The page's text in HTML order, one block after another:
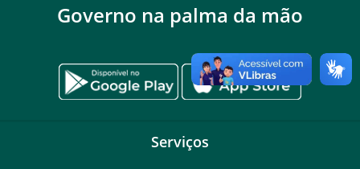
Governo na palma da mão
Serviços